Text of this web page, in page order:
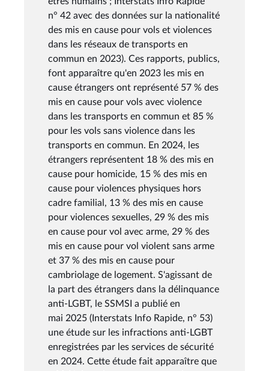
n° 42 avec des données sur la nationalité
des mis en cause pour vols et violences
dans les réseaux de transports en
commun en 2023). Ces rapports, publics,
font apparaître qu'en 2023 les mis en
cause étrangers ont représenté 57 % des
mis en cause pour vols avec violence
dans les transports en commun et 85 %
pour les vols sans violence dans les
transports en commun. En 2024, les
étrangers représentent 18 % des mis en
cause pour homicide, 15 % des mis en
cause pour violences physiques hors
cadre familial, 13 % des mis en cause
pour violences sexuelles, 29 % des mis
en cause pour vol avec arme, 29 % des
mis en cause pour vol violent sans arme
et 37 % des mis en cause pour
cambriolage de logement. S'agissant de
la part des étrangers dans la délinquance
anti-LGBT, le SSMSI a publié en
mai 2025 (Interstats Info Rapide, n° 53)
une étude sur les infractions anti-LGBT
enregistrées par les services de sécurité
en 2024. Cette étude fait apparaître que